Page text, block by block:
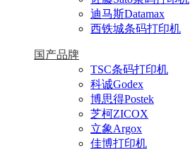
迪马斯Datamax
西铁城条码打印机
国产品牌
TSC条码打印机
科诚Godex
博思得Postek
芝柯ZICOX
立象Argox
佳博打印机